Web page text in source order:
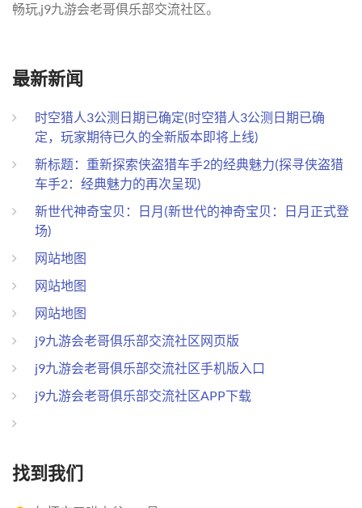
畅玩,j9九游会老哥俱乐部交流社区。
最新新闻
时空猎人3公测日期已确定(时空猎人3公测日期已确
定，玩家期待已久的全新版本即将上线)
新标题：重新探索侠盗猎车手2的经典魅力(探寻侠盗猎
车手2：经典魅力的再次呈现)
新世代神奇宝贝：日月(新世代的神奇宝贝：日月正式登
场)
网站地图
网站地图
网站地图
j9九游会老哥俱乐部交流社区网页版
j9九游会老哥俱乐部交流社区手机版入口
j9九游会老哥俱乐部交流社区APP下载
找到我们